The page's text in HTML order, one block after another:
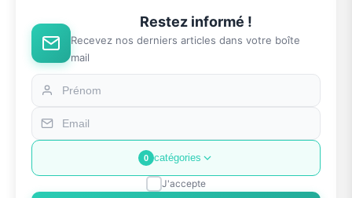
Restez informé !
Recevez nos derniers articles dans votre boîte
mail
0 catégories
J'accepte